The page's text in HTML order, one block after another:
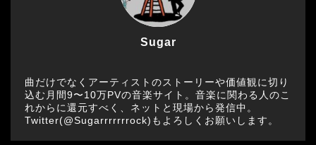
Sugar
曲だけでなくアーティストのストーリーや価値観に切り
込む月間9〜10万PVの音楽サイト。音楽に関わる人のこ
れからに還元すべく、ネットと現場から発信中。
Twitter(@Sugarrrrrrrock)もよろしくお願いします。